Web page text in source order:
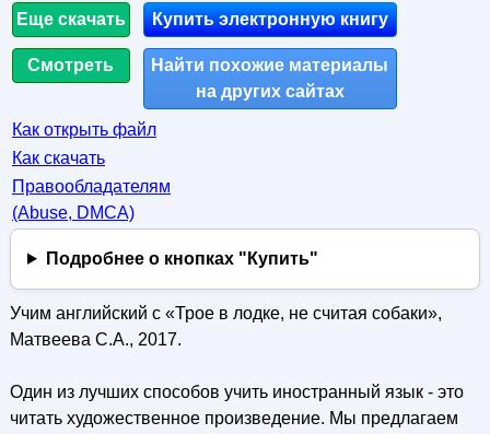
Еще скачать
Смотреть
Купить электронную книгу
Найти похожие материалы
на других сайтах
Как открыть файл
Как скачать
Правообладателям
(Abuse, DMСA)
Подробнее о кнопках "Купить"
Учим английский с «Трое в лодке, не считая собаки»,
Матвеева С.А., 2017.
Один из лучших способов учить иностранный язык - это
читать художественное произведение. Мы предлагаем